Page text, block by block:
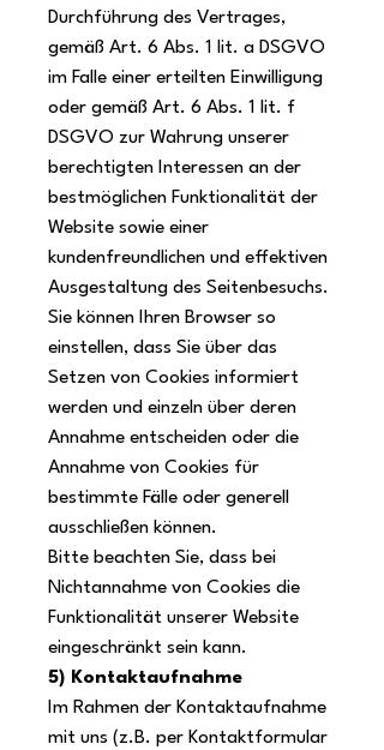
Durchführung des Vertrages,
gemäß Art. 6 Abs. 1 lit. a DSGVO
im Falle einer erteilten Einwilligung
oder gemäß Art. 6 Abs. 1 lit. f
DSGVO zur Wahrung unserer
berechtigten Interessen an der
bestmöglichen Funktionalität der
Website sowie einer
kundenfreundlichen und effektiven
Ausgestaltung des Seitenbesuchs.
Sie können Ihren Browser so
einstellen, dass Sie über das
Setzen von Cookies informiert
werden und einzeln über deren
Annahme entscheiden oder die
Annahme von Cookies für
bestimmte Fälle oder generell
ausschließen können.
Bitte beachten Sie, dass bei
Nichtannahme von Cookies die
Funktionalität unserer Website
eingeschränkt sein kann.
5) Kontaktaufnahme
Im Rahmen der Kontaktaufnahme
mit uns (z.B. per Kontaktformular